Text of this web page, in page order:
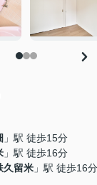
」駅 徒歩15分
」駅 徒歩16分
久留米 」駅 徒歩16分